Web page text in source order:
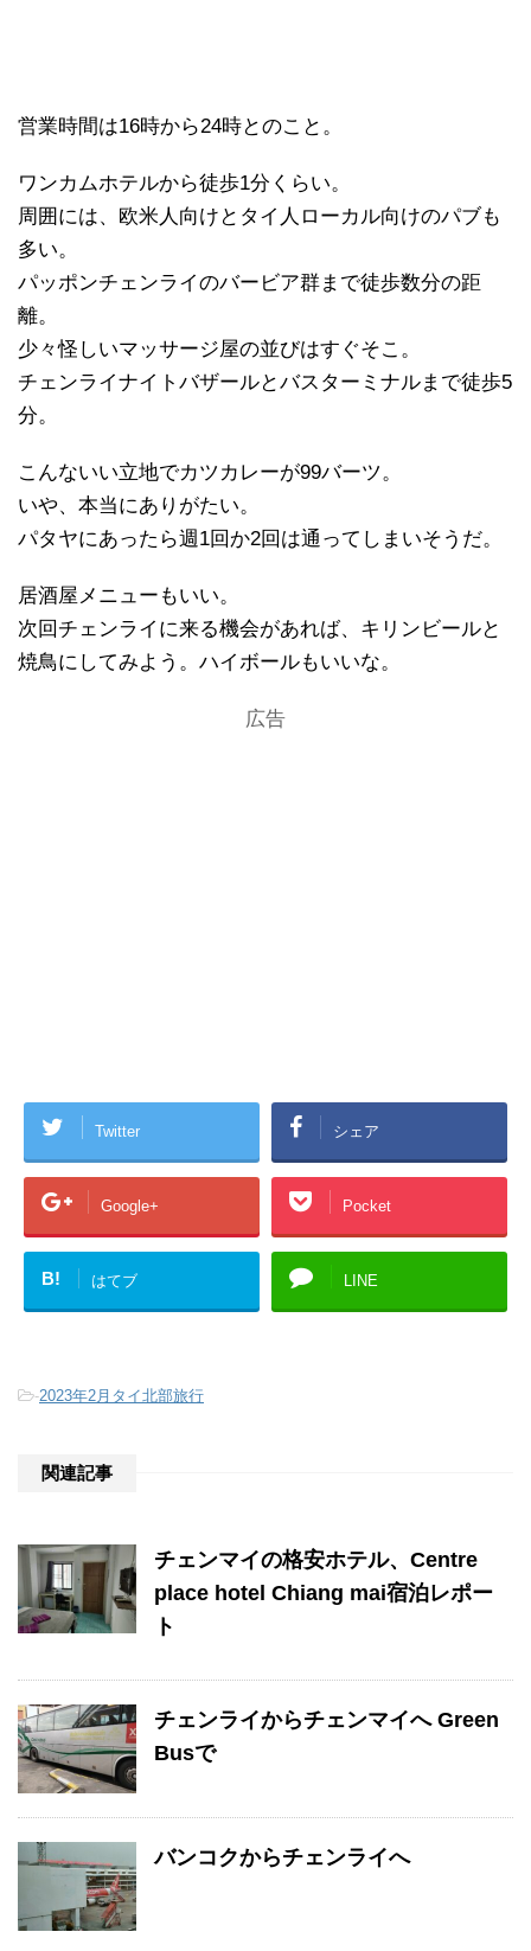
営業時間は16時から24時とのこと。
ワンカムホテルから徒歩1分くらい。
周囲には、欧米人向けとタイ人ローカル向けのパブも
多い。
パッポンチェンライのバービア群まで徒歩数分の距
離。
少々怪しいマッサージ屋の並びはすぐそこ。
チェンライナイトバザールとバスターミナルまで徒歩5
分。
こんないい立地でカツカレーが99バーツ。
いや、本当にありがたい。
パタヤにあったら週1回か2回は通ってしまいそうだ。
居酒屋メニューもいい。
次回チェンライに来る機会があれば、キリンビールと
焼鳥にしてみよう。ハイボールもいいな。
広告
Twitter シェア
Google+ Pocket
B! はてブ LINE
-2023年2月タイ北部旅行
関連記事
チェンマイの格安ホテル、Centre
place hotel Chiang mai宿泊レポー
ト
チェンライからチェンマイへ Green
Busで
バンコクからチェンライへ